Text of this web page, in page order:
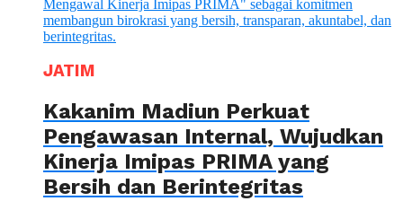
JATIM
Kakanim Madiun Perkuat
Pengawasan Internal, Wujudkan
Kinerja Imipas PRIMA yang
Bersih dan Berintegritas